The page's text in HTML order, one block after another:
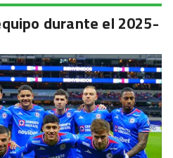
durante el 2025-